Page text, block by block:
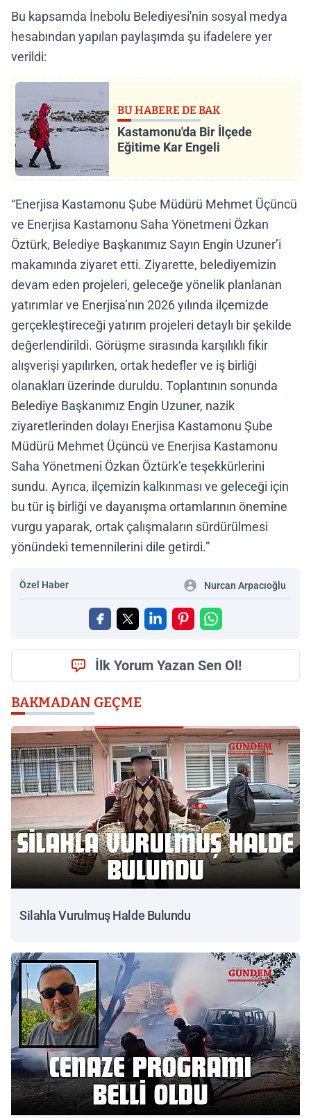
Bu kapsamda İnebolu Belediyesi'nin sosyal medya
hesabından yapılan paylaşımda şu ifadelere yer
verildi:
BU HABERE DE BAK
Kastamonu'da Bir İlçede
Eğitime Kar Engeli
“Enerjisa Kastamonu Şube Müdürü Mehmet Üçüncü
ve Enerjisa Kastamonu Saha Yönetmeni Özkan
Öztürk, Belediye Başkanımız Sayın Engin Uzuner’i
makamında ziyaret etti. Ziyarette, belediyemizin
devam eden projeleri, geleceğe yönelik planlanan
yatırımlar ve Enerjisa’nın 2026 yılında ilçemizde
gerçekleştireceği yatırım projeleri detaylı bir şekilde
değerlendirildi. Görüşme sırasında karşılıklı fikir
alışverişi yapılırken, ortak hedefler ve iş birliği
olanakları üzerinde duruldu. Toplantının sonunda
Belediye Başkanımız Engin Uzuner, nazik
ziyaretlerinden dolayı Enerjisa Kastamonu Şube
Müdürü Mehmet Üçüncü ve Enerjisa Kastamonu
Saha Yönetmeni Özkan Öztürk’e teşekkürlerini
sundu. Ayrıca, ilçemizin kalkınması ve geleceği için
bu tür iş birliği ve dayanışma ortamlarının önemine
vurgu yaparak, ortak çalışmaların sürdürülmesi
yönündeki temennilerini dile getirdi.”
Özel Haber Nurcan Arpacıoğlu
İlk Yorum Yazan Sen Ol!
BAKMADAN GEÇME
Silahla Vurulmuş Halde Bulundu